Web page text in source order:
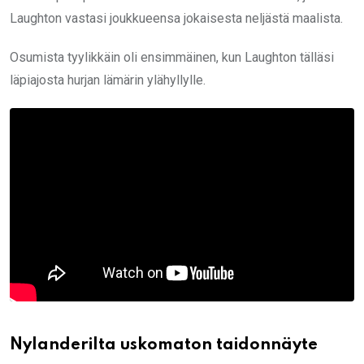
Laughton vastasi joukkueensa jokaisesta neljästä maalista.
Osumista tyylikkäin oli ensimmäinen, kun Laughton tälläsi
läpiajosta hurjan lämärin ylähyllylle.
Nylanderilta uskomaton taidonnäyte